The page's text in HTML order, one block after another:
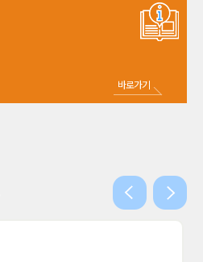
바로가기